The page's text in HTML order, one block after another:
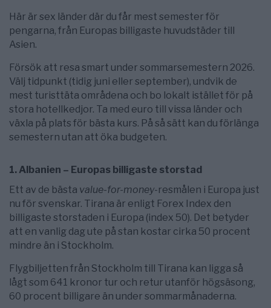
Här är sex länder där du får mest semester för
pengarna, från Europas billigaste huvudstäder till
Asien.
Försök att resa smart under sommarsemestern 2026.
Välj tidpunkt (tidig juni eller september), undvik de
mest turisttäta områdena och bo lokalt istället för på
stora hotellkedjor. Ta med euro till vissa länder och
växla på plats för bästa kurs. På så sätt kan du förlänga
semestern utan att öka budgeten.
1. Albanien – Europas billigaste storstad
Ett av de bästa value-for-money-resmålen i Europa just
nu för svenskar. Tirana är enligt Forex Index den
billigaste storstaden i Europa (index 50). Det betyder
att en vanlig dag ute på stan kostar cirka 50 procent
mindre än i Stockholm.
Flygbiljetten från Stockholm till Tirana kan ligga så
lågt som 641 kronor tur och retur utanför högsäsong,
60 procent billigare än under sommarmånaderna.